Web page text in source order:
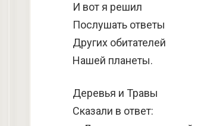
И вот я решил
Послушать ответы
Других обитателей
Нашей планеты.
Деревья и Травы
Сказали в ответ: